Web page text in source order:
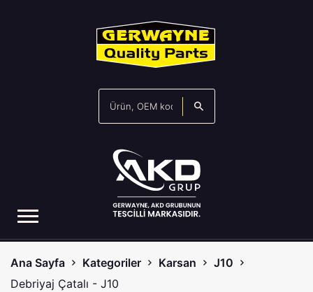
Ana Sayfa Kategoriler Karsan
J10
Debriyaj Çatalı - J10